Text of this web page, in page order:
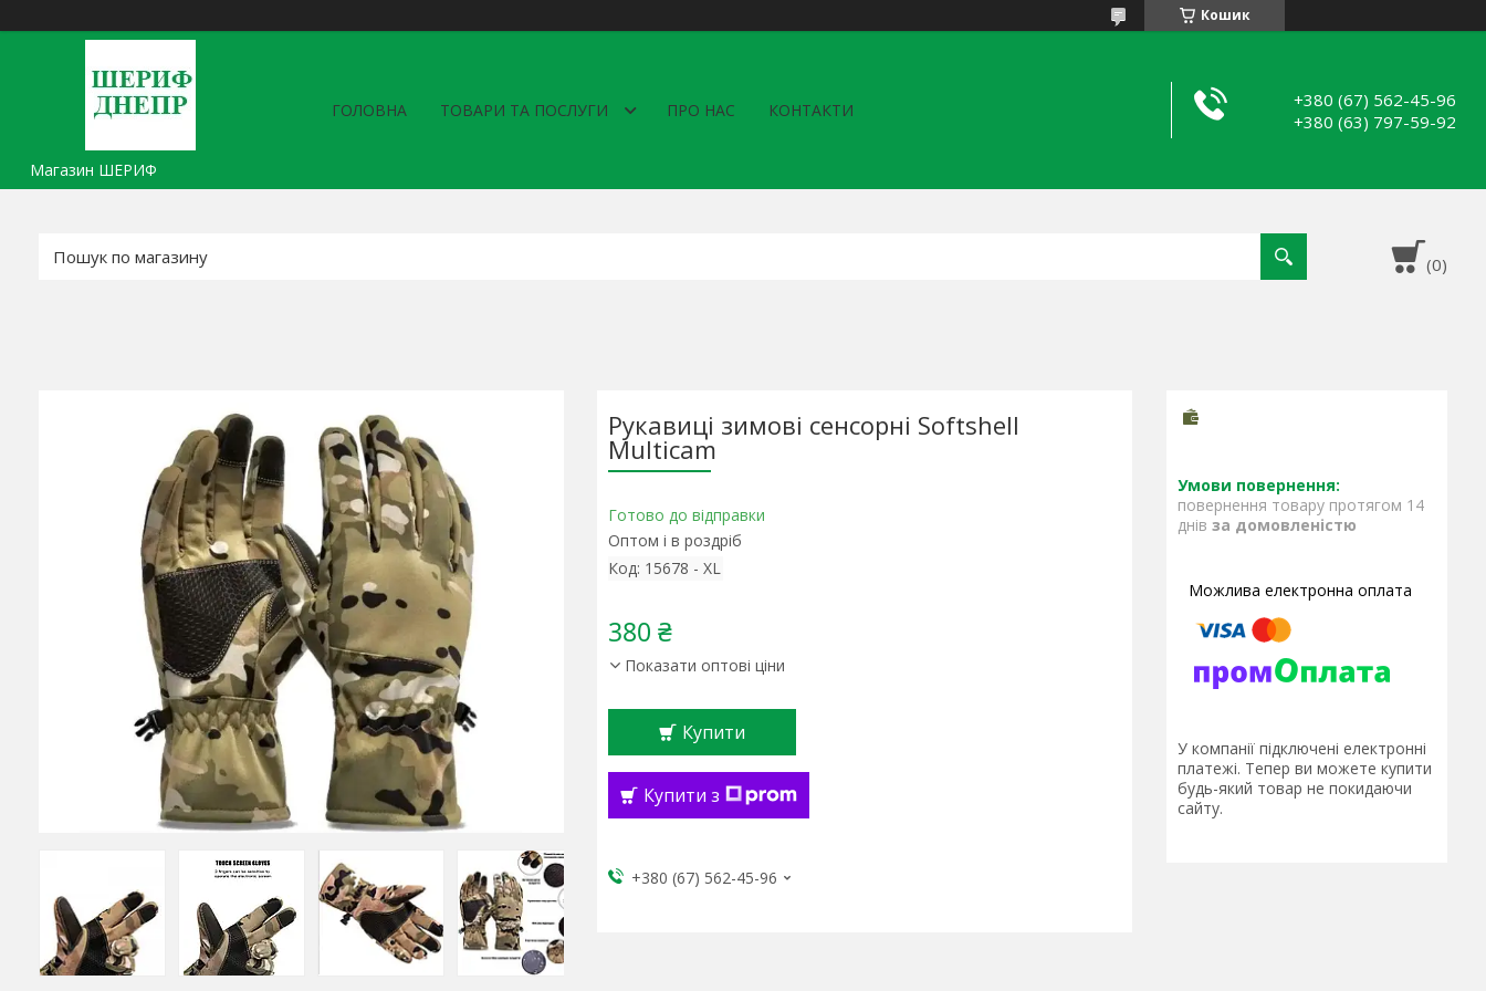
Кошик
Магазин ШЕРИФ
ГОЛОВНА ТОВАРИ ТА ПОСЛУГИ ПРО НАС КОНТАКТИ
+380 (67) 562-45-96
+380 (63) 797-59-92
Рукавиці зимові сенсорні Softshell
Multicam
Готово до відправки
Оптом і в роздріб
Код: 15678 - XL
380 ₴
Показати оптові ціни
Купити
Купити з
+380 (67) 562-45-96
повернення товару протягом 14
днів за домовленістю
У компанії підключені електронні
платежі. Тепер ви можете купити
будь-який товар не покидаючи
сайту.